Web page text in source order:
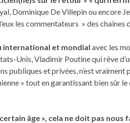
Dominique De Villepin ou encore
les commentateurs » des chaines
international et mondial avec les
Unis, Vladimir Poutine qui rêve
publiques et privées, n’est vraiment
» tout en garantissant bien sûr le
âge », cela ne doit pas nous